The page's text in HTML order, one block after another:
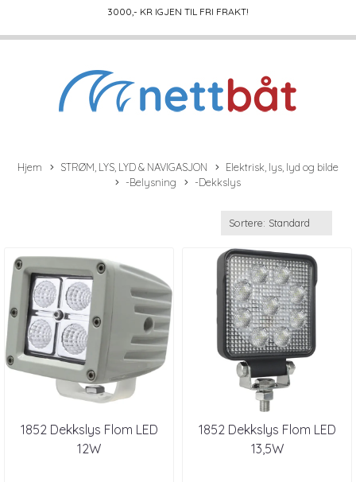
3000,- KR IGJEN TIL FRI FRAKT!
Hjem STRØM, LYS, LYD & NAVIGASJON
Elektrisk, lys, lyd og bilde
-Belysning
-Dekkslys
1852 Dekkslys Flom LED
12W
1852 Dekkslys Flom LED
13,5W